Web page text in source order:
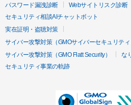
パスワード漏洩診断
Webサイトリスク診断
セキュリティ相談AIチャットボット
実在証明・盗聴対策
サイバー攻撃対策（GMOサイバーセキュリティ
サイバー攻撃対策（GMO Flatt Security）
な
セキュリティ事業の軌跡